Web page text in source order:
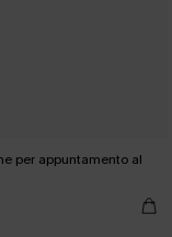
per appuntamento al